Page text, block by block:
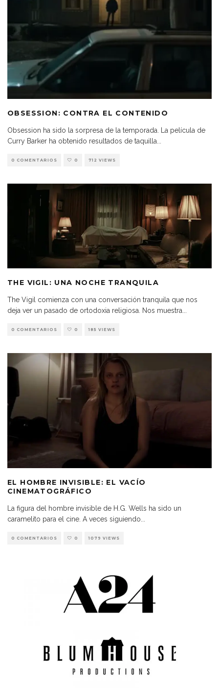
OBSESSION: CONTRA EL CONTENIDO
Obsession ha sido la sorpresa de la temporada. La película de
Curry Barker ha obtenido resultados de taquilla
0 COMENTARIOS 0 712 VIEWS
THE VIGIL: UNA NOCHE TRANQUILA
The Vigil comienza con una conversación tranquila que nos
deja ver un pasado de ortodoxia religiosa. Nos muestra
0 COMENTARIOS 0 185 VIEWS
EL HOMBRE INVISIBLE: EL VACÍO
CINEMATOGRÁFICO
La figura del hombre invisible de H.G. Wells ha sido un
caramelito para el cine. A veces siguiendo
0 COMENTARIOS 0 1079 VIEWS